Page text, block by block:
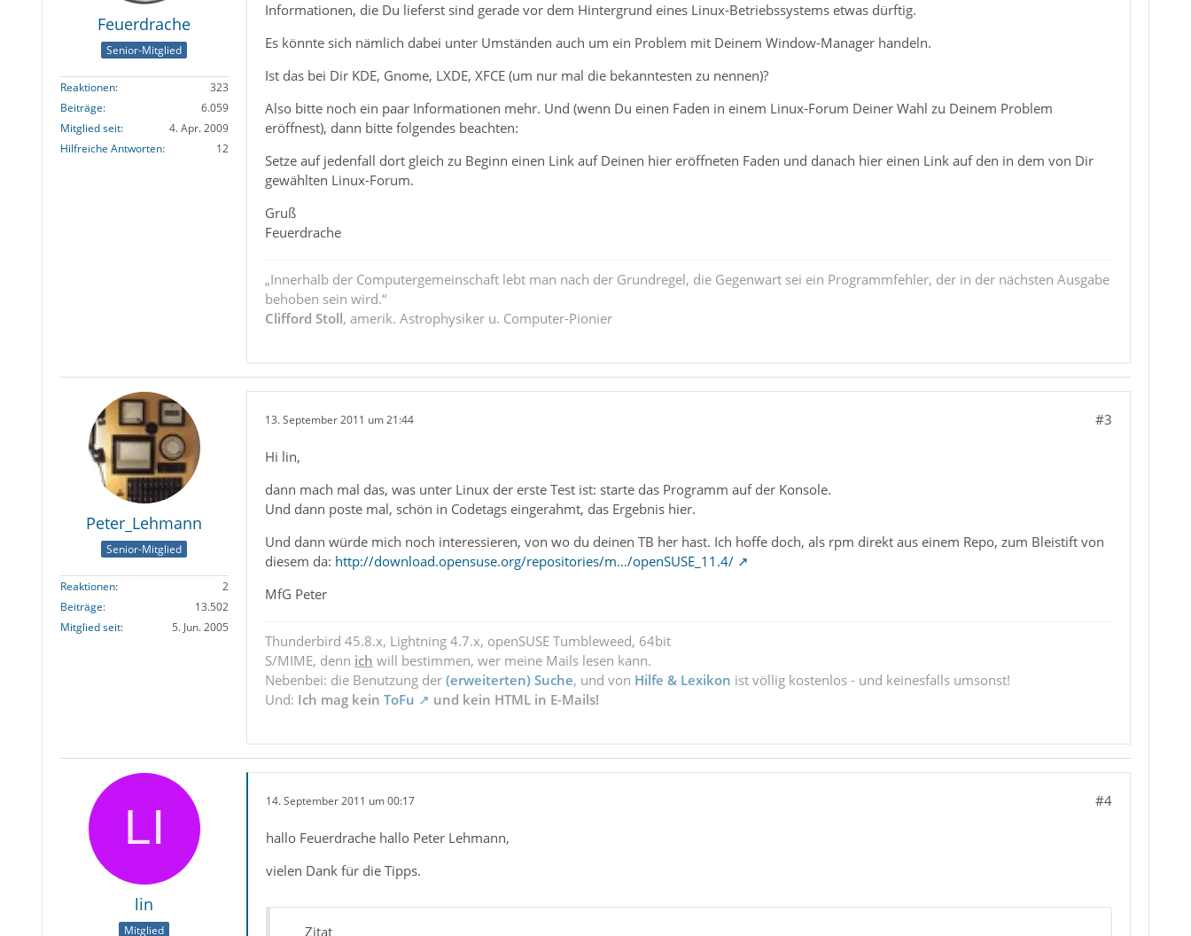
Feuerdrache
Senior-Mitglied
Reaktionen
323
Beiträge
6.059
Mitglied seit
4. Apr. 2009
Hilfreiche Antworten
12
Informationen, die Du lieferst sind gerade vor dem Hintergrund eines Linux-Betriebssystems etwas dürftig.
Es könnte sich nämlich dabei unter Umständen auch um ein Problem mit Deinem Window-Manager handeln.
Ist das bei Dir KDE, Gnome, LXDE, XFCE (um nur mal die bekanntesten zu nennen)?
Also bitte noch ein paar Informationen mehr. Und (wenn Du einen Faden in einem Linux-Forum Deiner Wahl zu Deinem Problem
eröffnest), dann bitte folgendes beachten:
Setze auf jedenfall dort gleich zu Beginn einen Link auf Deinen hier eröffneten Faden und danach hier einen Link auf den in dem von Dir
gewählten Linux-Forum.
Gruß
Feuerdrache
„Innerhalb der Computergemeinschaft lebt man nach der Grundregel, die Gegenwart sei ein Programmfehler, der in der nächsten Ausgabe
behoben sein wird.“
Clifford Stoll, amerik. Astrophysiker u. Computer-Pionier
Peter_Lehmann
Senior-Mitglied
Reaktionen
2
Beiträge
13.502
Mitglied seit
5. Jun. 2005
13. September 2011 um 21:44 #3
Hi lin,
dann mach mal das, was unter Linux der erste Test ist: starte das Programm auf der Konsole.
Und dann poste mal, schön in Codetags eingerahmt, das Ergebnis hier.
Und dann würde mich noch interessieren, von wo du deinen TB her hast. Ich hoffe doch, als rpm direkt aus einem Repo, zum Bleistift von
diesem da: http://download.opensuse.org/repositories/m…/openSUSE_11.4/
MfG Peter
Thunderbird 45.8.x, Lightning 4.7.x, openSUSE Tumbleweed, 64bit
S/MIME, denn ich will bestimmen, wer meine Mails lesen kann.
Nebenbei: die Benutzung der (erweiterten) Suche, und von Hilfe & Lexikon ist völlig kostenlos - und keinesfalls umsonst!
Und: Ich mag kein ToFu und kein HTML in E-Mails!
lin
Mitglied
14. September 2011 um 00:17 #4
hallo Feuerdrache hallo Peter Lehmann,
vielen Dank für die Tipps.
Zitat